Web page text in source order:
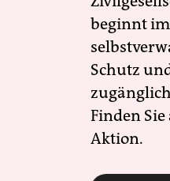
beginnt
Schutz
Finden
Aktion.